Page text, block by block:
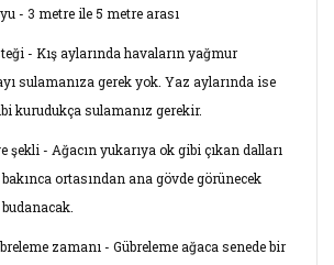
- 3 metre ile 5 metre arası
- Kış aylarında havaların yağmur
sulamanıza gerek yok. Yaz aylarında ise
kurudukça sulamanız gerekir.
şekli - Ağacın yukarıya ok gibi çıkan dalları
ortasından ana gövde görünecek
zamanı - Gübreleme ağaca senede bir